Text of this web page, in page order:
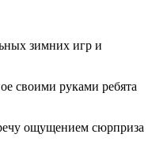
зимних игр и
своими руками ребята
ощущением сюрприза